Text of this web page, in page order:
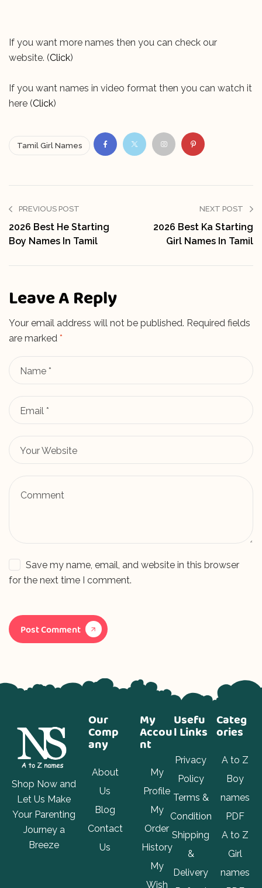
If you want more names then you can check our
website. (Click)
If you want names in video format then you can watch it
here (Click)
Tamil Girl Names
PREVIOUS POST
2026 Best He Starting
Boy Names In Tamil
NEXT POST
2026 Best Ka Starting
Girl Names In Tamil
Leave A Reply
Your email address will not be published. Required fields
are marked *
Save my name, email, and website in this browser
for the next time I comment.
Post Comment
Shop Now and
Let Us Make
Your Parenting
Journey a
Breeze
Our
Comp
any
About
Us
Blog
Contact
Us
My
Accou
nt
My
Profile
My
Order
History
My
Wish
Usefu
l Links
Privacy
Policy
Terms &
Condition
Shipping
&
Delivery
Categ
ories
A to Z
Boy
names
PDF
A to Z
Girl
names